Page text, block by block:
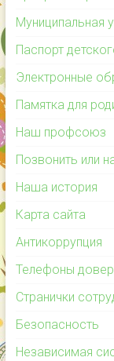
Муниципальная
Паспорт
Электронные
Памятка для
Наш профсоюз
Позвонить или
Наша история
Карта сайта
Антикоррупция
Телефоны
Странички
Безопасность
Независимая